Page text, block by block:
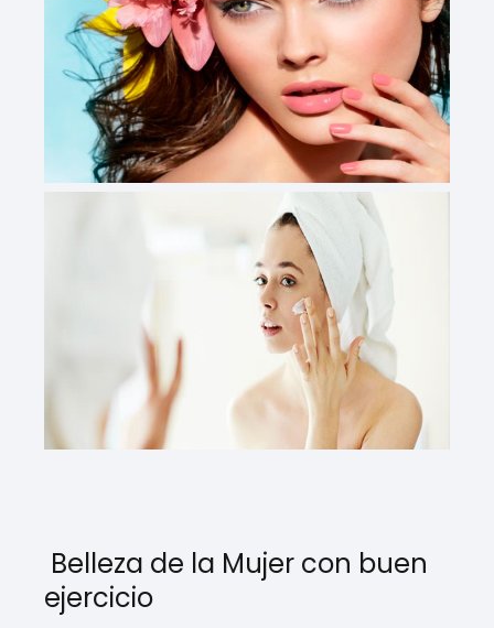
Belleza de la Mujer con buen
ejercicio